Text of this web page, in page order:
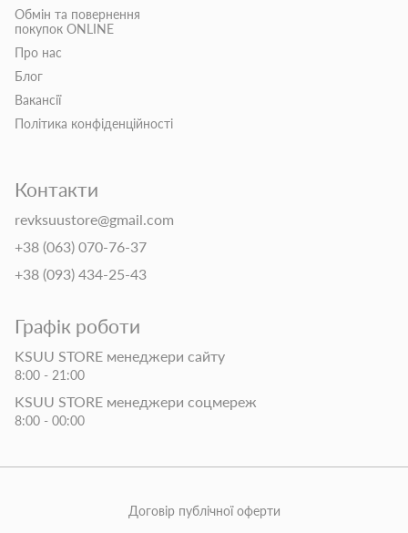
Обмін та повернення
покупок ONLINE
Про нас
Блог
Вакансії
Політика конфіденційності
Контакти
revksuustore@gmail.com
+38 (063) 070-76-37
+38 (093) 434-25-43
Графік роботи
KSUU STORE менеджери сайту
8:00 - 21:00
KSUU STORE менеджери соцмереж
8:00 - 00:00
Договір публічної оферти